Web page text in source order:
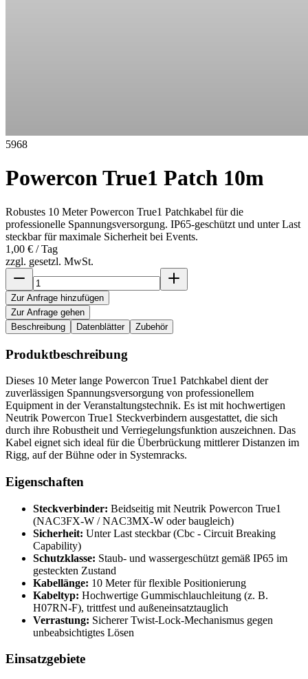
5968
Powercon True1 Patch 10m
Robustes 10 Meter Powercon True1 Patchkabel für die
professionelle Spannungsversorgung. IP65-geschützt und unter Last
steckbar für maximale Sicherheit bei Events.
1,00 € / Tag
zzgl. gesetzl. MwSt.
Zur Anfrage hinzufügen
Zur Anfrage gehen
Beschreibung
Datenblätter Zubehör
Produktbeschreibung
Dieses 10 Meter lange Powercon True1 Patchkabel dient der
zuverlässigen Spannungsversorgung von professionellem
Equipment in der Veranstaltungstechnik. Es ist mit hochwertigen
Neutrik Powercon True1 Steckverbindern ausgestattet, die sich
durch ihre Robustheit und Verriegelungsfunktion auszeichnen. Das
Kabel eignet sich ideal für die Überbrückung mittlerer Distanzen im
Rigg, auf der Bühne oder in Systemracks.
Eigenschaften
Steckverbinder: Beidseitig mit Neutrik Powercon True1
(NAC3FX-W / NAC3MX-W oder baugleich)
Sicherheit: Unter Last steckbar (Cbc - Circuit Breaking
Capability)
Schutzklasse: Staub- und wassergeschützt gemäß IP65 im
gesteckten Zustand
Kabellänge: 10 Meter für flexible Positionierung
Kabeltyp: Hochwertige Gummischlauchleitung (z. B.
H07RN-F), trittfest und außeneinsatztauglich
Verrastung: Sicherer Twist-Lock-Mechanismus gegen
unbeabsichtigtes Lösen
Einsatzgebiete